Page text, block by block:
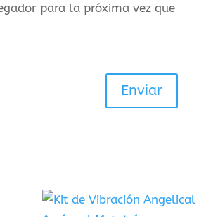
para la próxima vez que